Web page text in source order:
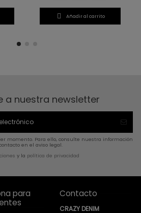
 Añadir al carrito
a nuestra newsletter
momento. Para ello, consulte nuestra información
en el aviso legal.
y la política de privacidad
para
Contacto
CRAZY DENIM